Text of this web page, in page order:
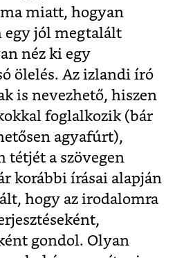
miatt, hogyan
egy jól megtalált
néz ki egy
ölelés. Az izlandi író
is nevezhető, hiszen
foglalkozik (bár
agyafúrt),
tétjét a szövegen
korábbi írásai alapján
hogy az irodalomra
gondol. Olyan